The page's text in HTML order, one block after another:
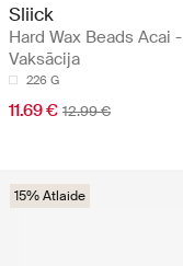
Sliick
Hard Wax Beads Acai -
Vaksācija
226 G
11.69 € 12.99 €
15% Atlaide